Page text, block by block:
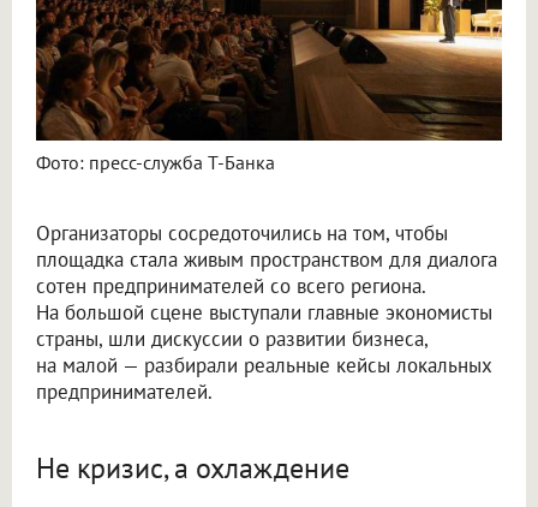
Фото: пресс-служба Т-Банка
Организаторы сосредоточились на том, чтобы
площадка стала живым пространством для диалога
сотен предпринимателей со всего региона.
На большой сцене выступали главные экономисты
страны, шли дискуссии о развитии бизнеса,
на малой — разбирали реальные кейсы локальных
предпринимателей.
Не кризис, а охлаждение